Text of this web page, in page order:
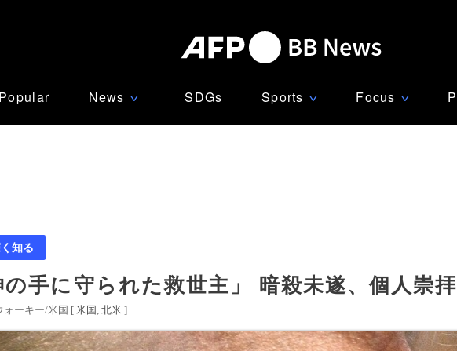
Popular News ∨ SDGs Sports ∨ Focus ∨
知る
の手に守られた救世主」 暗殺未遂、個人崇
ォーキー/米国 [ 米国 北米 ]